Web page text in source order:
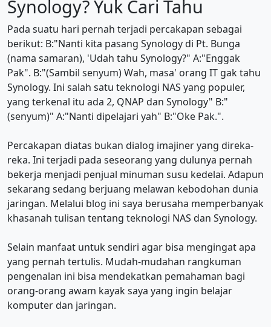
Synology? Yuk Cari Tahu
Pada suatu hari pernah terjadi percakapan sebagai
berikut: B:"Nanti kita pasang Synology di Pt. Bunga
(nama samaran), 'Udah tahu Synology?" A:"Enggak
Pak". B:"(Sambil senyum) Wah, masa' orang IT gak tahu
Synology. Ini salah satu teknologi NAS yang populer,
yang terkenal itu ada 2, QNAP dan Synology" B:"
(senyum)" A:"Nanti dipelajari yah" B:"Oke Pak.".
Percakapan diatas bukan dialog imajiner yang direka-
reka. Ini terjadi pada seseorang yang dulunya pernah
bekerja menjadi penjual minuman susu kedelai. Adapun
sekarang sedang berjuang melawan kebodohan dunia
jaringan. Melalui blog ini saya berusaha memperbanyak
khasanah tulisan tentang teknologi NAS dan Synology.
Selain manfaat untuk sendiri agar bisa mengingat apa
yang pernah tertulis. Mudah-mudahan rangkuman
pengenalan ini bisa mendekatkan pemahaman bagi
orang-orang awam kayak saya yang ingin belajar
komputer dan jaringan.